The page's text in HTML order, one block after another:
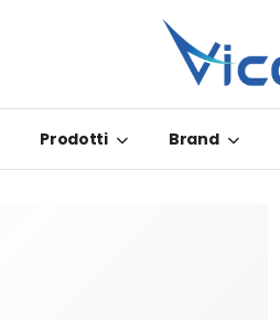
Prodotti Brand